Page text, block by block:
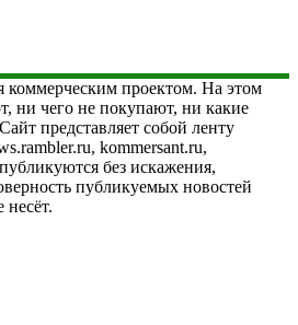
коммерческим проектом. На этом
ни чего не покупают, ни какие
представляет собой ленту
kommersant.ru,
без искажения,
публикуемых новостей